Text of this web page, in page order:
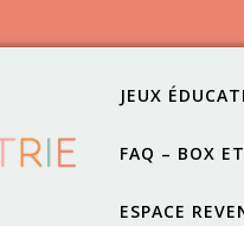
JEUX
FAQ – BOX
ESPACE